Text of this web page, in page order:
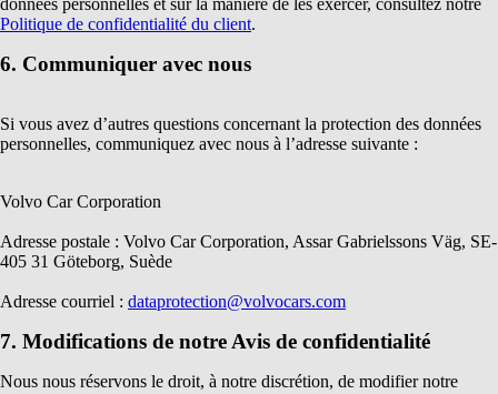
données personnelles et sur la manière de les exercer, consultez notre
Politique de confidentialité du client.
6. Communiquer avec nous
Si vous avez d’autres questions concernant la protection des données
personnelles, communiquez avec nous à l’adresse suivante :
Volvo Car Corporation
Adresse postale : Volvo Car Corporation, Assar Gabrielssons Väg, SE-
405 31 Göteborg, Suède
Adresse courriel : dataprotection@volvocars.com
7. Modifications de notre Avis de confidentialité
Nous nous réservons le droit, à notre discrétion, de modifier notre